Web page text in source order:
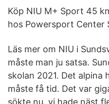
Köp NIU M+ Sport 45
hos Powersport Center
Läs mer om NIU i
måste man ju satsa.
skolan 2021. Det alpina
måste få tid. Det var
sökte nu, vi hade näst